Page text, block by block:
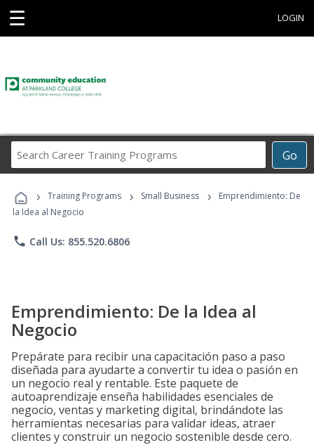
☰ LOGIN
Go
Career
Programs
› Training Programs › Small Business ›
Emprendimiento: De
la Idea al Negocio
phone Call Us: 855.520.6806
Emprendimiento: De la Idea al
Negocio
Prepárate para recibir una capacitación paso a paso
diseñada para ayudarte a convertir tu idea o pasión en
un negocio real y rentable. Este paquete de
autoaprendizaje enseña habilidades esenciales de
negocio, ventas y marketing digital, brindándote las
herramientas necesarias para validar ideas, atraer
clientes y construir un negocio sostenible desde cero.